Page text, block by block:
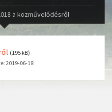
a közművelődésről
(195 kB)
2019-06-18